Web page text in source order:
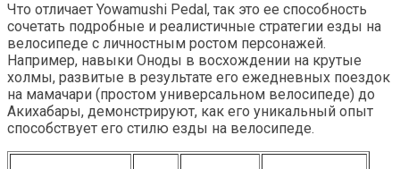
Что отличает Yowamushi Pedal, так это ее способность
сочетать подробные и реалистичные стратегии езды на
велосипеде с личностным ростом персонажей.
Например, навыки Оноды в восхождении на крутые
холмы, развитые в результате его ежедневных поездок
на мамачари (простом универсальном велосипеде) до
Акихабары, демонстрируют, как его уникальный опыт
способствует его стилю езды на велосипеде.